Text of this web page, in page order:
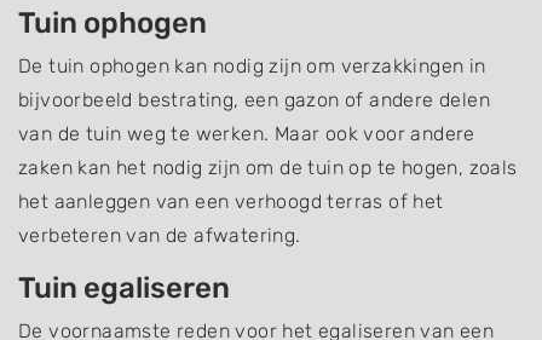
Tuin ophogen
De tuin ophogen kan nodig zijn om verzakkingen in
bijvoorbeeld bestrating, een gazon of andere delen
van de tuin weg te werken. Maar ook voor andere
zaken kan het nodig zijn om de tuin op te hogen, zoals
het aanleggen van een verhoogd terras of het
verbeteren van de afwatering.
Tuin egaliseren
De voornaamste reden voor het egaliseren van een